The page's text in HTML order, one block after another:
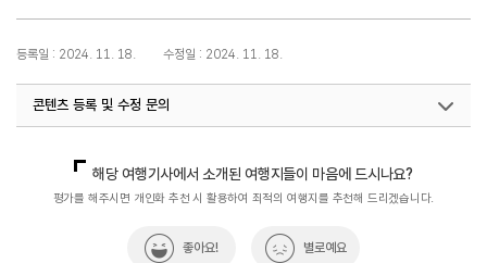
등록일 : 2024. 11. 18. 수정일 : 2024. 11. 18.
콘텐츠 등록 및 수정 문의
해당 여행기사에서 소개된 여행지들이 마음에 드시나요?
평가를 해주시면 개인화 추천 시 활용하여 최적의 여행지를 추천해 드리겠습니다.
좋아요! 별로예요